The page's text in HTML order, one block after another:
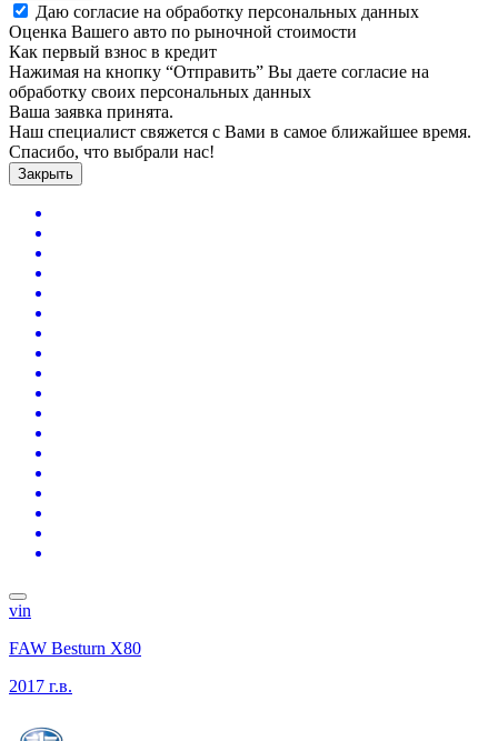
Даю согласие на обработку персональных данных
Оценка Вашего авто по рыночной стоимости
Как первый взнос в кредит
Нажимая на кнопку “Отправить” Вы даете согласие на
обработку своих персональных данных
Ваша заявка принята.
Наш специалист свяжется с Вами в самое ближайшее время.
Спасибо, что выбрали нас!
Закрыть
vin
FAW Besturn X80
2017 г.в.